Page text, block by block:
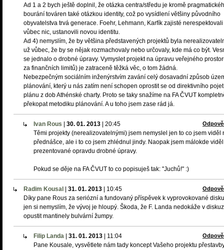
Ad 1 a 2 bych ještě doplnil, že otázka centra/středu je kromě
bourání továren také otázkou identity, což po vysídlení většiny původního
obyvatelstva trvá generace. Foehr, Lehmann, Karfík zajisté nerespektovali
vůbec nic, ustanovili novou identitu.
Ad 4) nemyslím, že by většina představených projektů byla
už vůbec, že by se nějak rozmachovaly nebo určovaly, kde má co být.
se jednalo o drobné úpravy. Vymyslet projekt na úpravu veřejného
za finančních limitů) je zatraceně těžká věc, o tom žádná.
Nebezpečným sociálním inženýrstvím zavání celý dosavadní způsob
plánování, který u nás zatím není schopen oprostit se od direktivního
plánu z dob Athénské charty. Proto se taky snažíme na FA ČVUT
překopat metodiku plánování. A u toho jsem zase rád já.
Ivan Rous 30. 01. 2013 20:45
Těmi projekty (nerealizovatelnými) jsem nemyslel jen to co jsem viděl
přednášce, ale i to co jsem zhlédnul jindy. Naopak jsem málokde viděl
prezentované opravdu drobné úpravy.
Pokud se děje na FA ČVUT to co popisuješ tak: "Juchů!" :)
Radim Kousal 31. 01. 2013 10:45
Díky pane Rous za seriózní a fundovaný příspěvek k vyprovokované
jen si nemyslím, že vývoj je hloupý. Škoda, že F. Landa nedokáže v
opustit mantinely bulvární žumpy.
Filip Landa 31. 01. 2013 11:04
Pane Kousale, vysvětlete nám tady koncept Vašeho projektu